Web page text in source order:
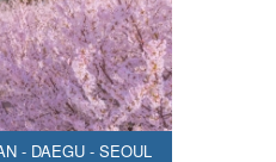
- DAEGU - SEOUL